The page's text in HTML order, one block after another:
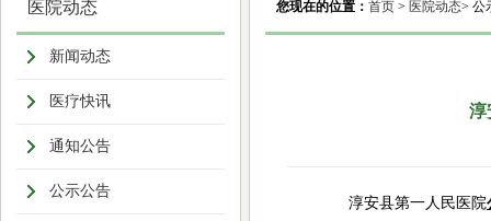
医院动态
新闻动态
医疗快讯
通知公告
公示公告
您现在的位置： 首页 > 医院动态> 公
淳
淳安县第一人民医院